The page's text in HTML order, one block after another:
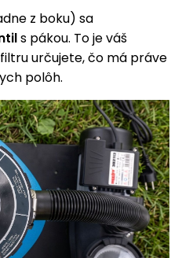
z boku) sa
s pákou. To je váš
určujete, čo má práve
polôh.